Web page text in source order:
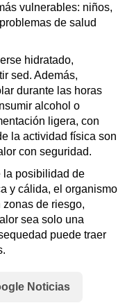
vulnerables: niños,
de salud
hidratado,
sed. Además,
durante las horas
alcohol o
ligera, con
la actividad física son
con seguridad.
la posibilidad de
y cálida, el organismo
de riesgo,
sea solo una
puede traer
Noticias